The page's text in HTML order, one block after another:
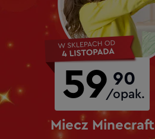
Miecz Minecraft
59/opak.
90